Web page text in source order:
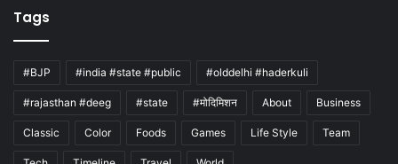
Tags
#BJP #india #state #public #olddelhi #haderkuli
#rajasthan #deeg #state #मोदिमिशन About Business
Classic Color Foods Games Life Style Team